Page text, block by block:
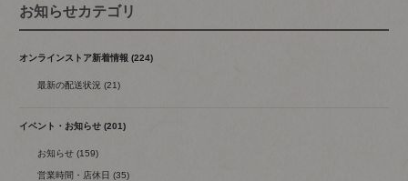
お知らせカテゴリ
オンラインストア新着情報 (224)
最新の配送状況 (21)
イベント・お知らせ (201)
お知らせ (159)
営業時間・店休日 (35)